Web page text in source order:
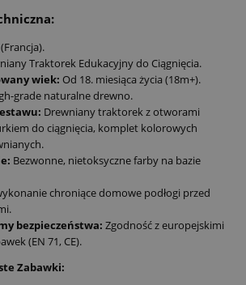
Traktorek Edukacyjny do Ciągnięcia.
wiek: Od 18. miesiąca życia (18m+).
grade naturalne drewno.
Drewniany traktorek z otworami
do ciągnięcia, komplet kolorowych
Bezwonne, nietoksyczne farby na bazie
chroniące domowe podłogi przed
bezpieczeństwa: Zgodność z europejskimi
(EN 71, CE).
Zabawki: